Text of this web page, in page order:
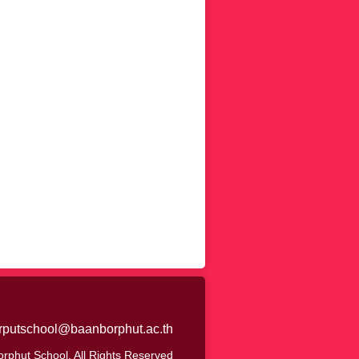
School, All Rights Reserved